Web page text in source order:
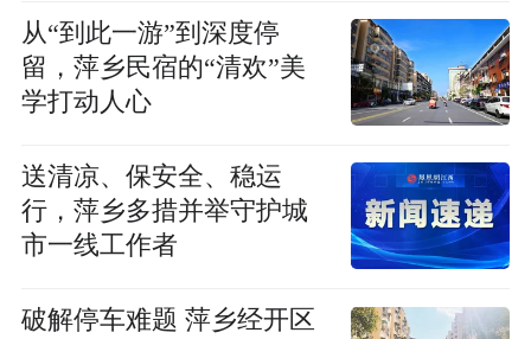
从“到此一游”到深度停
留，萍乡民宿的“清欢”美
学打动人心
送清凉、保安全、稳运
行，萍乡多措并举守护城
市一线工作者
破解停车难题 萍乡经开区